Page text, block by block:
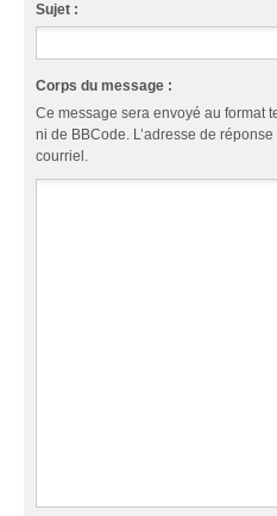
Sujet :
Corps du message :
Ce message sera envoyé au format
ni de BBCode. L’adresse de
courriel.